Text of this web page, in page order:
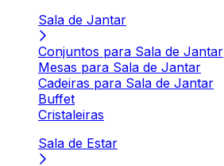
Sala de Jantar
Conjuntos para Sala de Jantar
Mesas para Sala de Jantar
Cadeiras para Sala de Jantar
Buffet
Cristaleiras
Sala de Estar